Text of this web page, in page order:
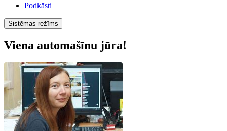
Podkāsti
Sistēmas režīms
Viena automašīnu jūra!